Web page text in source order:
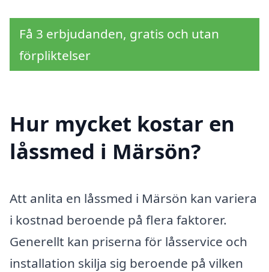
Få 3 erbjudanden, gratis och utan
förpliktelser
Hur mycket kostar en
låssmed i Märsön?
Att anlita en låssmed i Märsön kan variera
i kostnad beroende på flera faktorer.
Generellt kan priserna för låsservice och
installation skilja sig beroende på vilken